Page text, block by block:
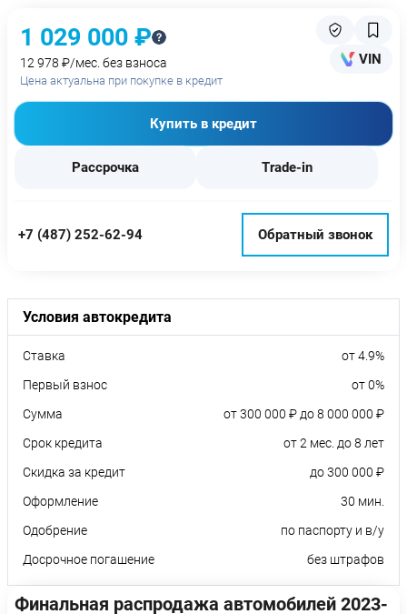
1 029 000 ₽
12 978 ₽/мес. без взноса
Цена актуальна при покупке в кредит
VIN
Купить в кредит
Рассрочка Trade-in
+7 (487) 252-62-94 Обратный звонок
Условия автокредита
Ставка
от 4.9%
Первый взнос
от 0%
Сумма
от 300 000 ₽ до 8 000 000 ₽
Срок кредита
от 2 мес. до 8 лет
Скидка за кредит
до 300 000 ₽
Оформление
30 мин.
Одобрение
по паспорту и в/у
Досрочное погашение
без штрафов
Финальная распродажа автомобилей 2023-